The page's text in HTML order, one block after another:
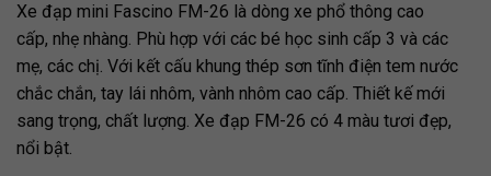
Xe đạp mini Fascino FM-26 là dòng xe phổ thông cao
cấp, nhẹ nhàng. Phù hợp với các bé học sinh cấp 3 và các
mẹ, các chị. Với kết cấu khung thép sơn tĩnh điện tem nước
chắc chắn, tay lái nhôm, vành nhôm cao cấp. Thiết kế mới
sang trọng, chất lượng. Xe đạp FM-26 có 4 màu tươi đẹp,
nổi bật.